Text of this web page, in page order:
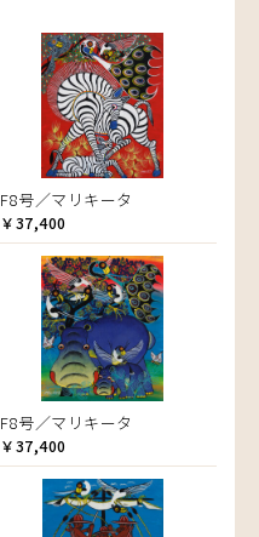
F8号／マリキータ
￥37,400
F8号／マリキータ
￥37,400